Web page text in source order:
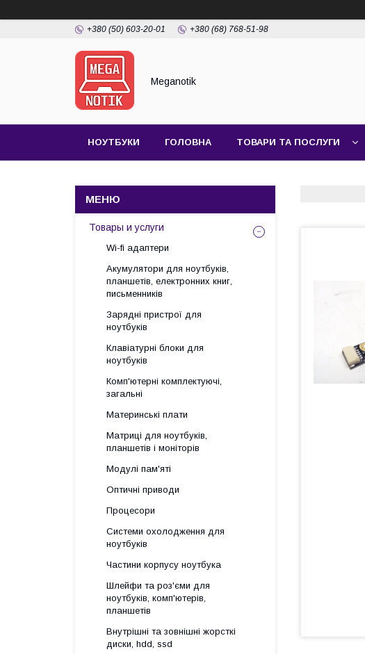
+380 (50) 603-20-01 +380 (68) 768-51-98
Meganotik
НОУТБУКИ ГОЛОВНА ТОВАРИ ТА ПОСЛУГИ
Товары и услуги
Wi-fi адаптери
Акумулятори для ноутбуків,
планшетів, електронних книг,
письменників
Зарядні пристрої для
ноутбуків
Клавіатурні блоки для
ноутбуків
Комп'ютерні комплектуючі,
загальні
Материнські плати
Матриці для ноутбуків,
планшетів і моніторів
Модулі пам'яті
Оптичні приводи
Процесори
Системи охолодження для
ноутбуків
Частини корпусу ноутбука
Шлейфи та роз'єми для
ноутбуків, комп'ютерів,
планшетів
Внутрішні та зовнішні жорсткі
диски, hdd, ssd